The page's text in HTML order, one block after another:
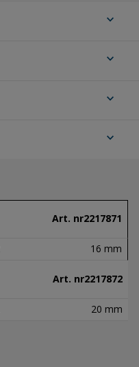
expand_more
expand_more
expand_more
expand_more
Art. nr2217871
16 mm
Art. nr2217872
20 mm